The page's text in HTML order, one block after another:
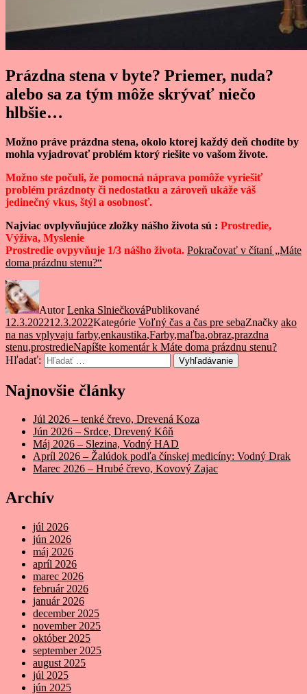
Prázdna stena v byte? Priemer, nuda?
alebo sa za tým môže skrývať niečo
hlbšie…
Možno práve prázdna stena, okolo ktorej každý deň chodíte by
mohla vyjadrovaťproblém ktorý riešite vo vašom živote.
Možno ste počuli, že pomocná náprava pomôže vyriešiť
problém prázdnoty či nedostatku a zároveň ukáže váš
jedinečný vkus, štýl a osobnosť.
Najviac ovplyvňujúce zložky nášho života sú : Prostredie,
Výživa, Myslenie
Prostredie ovpyvňuje 1/3 nášho života. Pokračovať v čítaní„Máte
doma prázdnu stenu?“
AutorLenka SlniečkováPublikované
12.3.202212.3.2022Kategórie Voľný čas a čas pre sebaZnačky ako
na nas vplyvaju farby,enkaustika,Farby,maľba,obraz,prazdna
stenu,prostredieNapíšte komentárk Máte doma prázdnu stenu?
Hľadať:
Vyhľadávanie
Najnovšie články
Júl 2026 – tenké črevo, Drevená Koza
Jún 2026 – Srdce, Drevený Kôň
Máj 2026 – Slezina, Vodný HAD
Apríl 2026 – Žalúdok podľa čínskej medicíny: Vodný Drak
Marec 2026 – Hrubé črevo, Kovový Zajac
Archív
júl 2026
jún 2026
máj 2026
apríl 2026
marec 2026
február 2026
január 2026
december 2025
november 2025
október 2025
september 2025
august 2025
júl 2025
jún 2025